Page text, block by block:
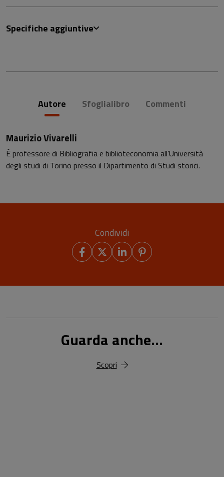
Specifiche aggiuntive
Autore Sfoglialibro Commenti
Maurizio Vivarelli
È professore di Bibliografia e biblioteconomia all’Università
degli studi di Torino presso il Dipartimento di Studi storici.
Condividi
Guarda anche...
Scopri